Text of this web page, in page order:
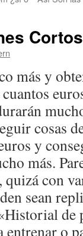
más y
cosas
y
más.
con
sean
entrenar o